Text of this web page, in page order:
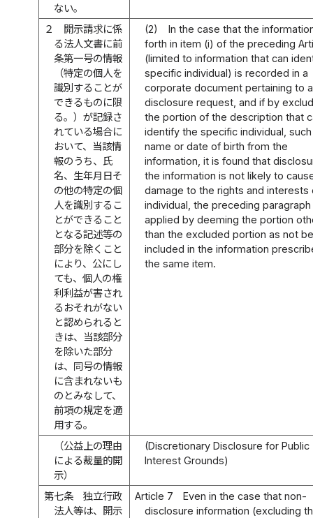
ない。
２
開示請求に係
る法人文書に前
条第一号の情報
（特定の個人を
識別することが
できるものに限
る。）が記録さ
れている場合に
おいて、当該情
報のうち、氏
名、生年月日そ
の他の特定の個
人を識別するこ
とができること
となる記述等の
部分を除くこと
により、公にし
ても、個人の権
利利益が害され
るおそれがない
と認められると
きは、当該部分
を除いた部分
は、同号の情報
に含まれないも
のとみなして、
前項の規定を適
用する。
(2)
In the case that the
forth in item (i) of the preceding
(limited to information that can
specific individual) is recorded in a
corporate document pertaining to a
disclosure request, and if by
the portion of the description that
identify the specific individual,
name or date of birth from the
information, it is found that
the information is not likely to
damage to the rights and interests
individual, the preceding paragraph
applied by deeming the portion
than the excluded portion as not
included in the information
the same item.
（公益上の理由
による裁量的開
示）
(Discretionary Disclosure for Public
Interest Grounds)
第七条
独立行政
法人等は、開示
Article 7
Even in the case that non-
disclosure information (excluding